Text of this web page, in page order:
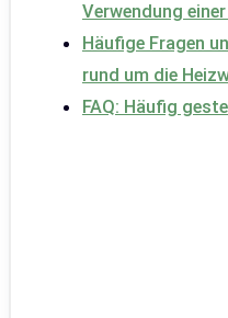
Verwendung
Häufige Fragen
rund um die
FAQ: Häufig